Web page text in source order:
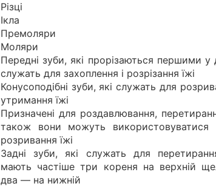
Різці
Ікла
Премоляри
Моляри
Передні зуби, які прорізаються першими у
служать для захоплення і розрізання їжі
Конусоподібні зуби, які служать для
утримання їжі
Призначені для роздавлювання,
також вони можуть використовуватися
розривання їжі
Задні зуби, які служать для
мають частіше три кореня на верхній
два — на нижній